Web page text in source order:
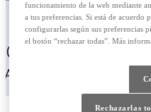
€ /mes
10,01%
Última
funcionamiento de la web mediante
a tus preferencias. Si está de acuerdo
configurarlas según sus preferencias
el botón “rechazar todas”. Más
Rechazarlas